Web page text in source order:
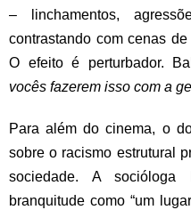
– linchamentos,
contrastando com cenas
O efeito é perturbador.
vocês fazerem isso com a
Para além do cinema, o
sobre o racismo estrutural
sociedade. A socióloga
branquitude como “um